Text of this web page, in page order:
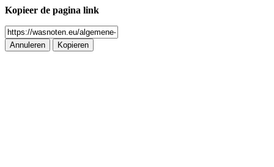
Kopieer de pagina link
Annuleren Kopieren